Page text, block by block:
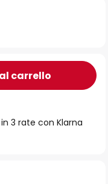
carrello
3 rate con Klarna